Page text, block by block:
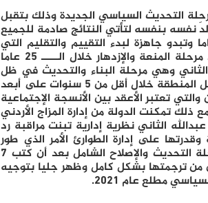
التحديث السياسي الجديدة وذلك بتقبل
نفسه بنفسه لتأتي النتائج صادمة للجميع
جاهزة لبدء التقييم والتقليم التي
تحتاجها المرحلة الثانية من عهد الملك عبدالله الثاني فبعد مرحلة المنعة والإزدهار خلال الـــــ 25 عاما
الثاني وهي مرحلة البناء والتحديث في ظل
تحديات سياسية خارجية غير مسبوقة تكاد ان تراهن على شكل المنطقة خلال أقل من 5 سنوات على أبعد
تعتبر الأعقد بين الأنسجة الإجتماعية
ذلك تمكنت الدولة من إدارة المزاج الأردني
الثاني نظرية إدارية تبنت مراقبة رد
على إدارة الطوارئ الأمر الذي طور
الدولة بشكل مختلف نحو المنعة ليوجه الملك اخيرا نحو مرحلة التحديث والإصلاح الشامل بعد أن كتب 7
من ترجمتها بشكل كامل وظهر جليا بتوجيه
مطلع عام 2021.